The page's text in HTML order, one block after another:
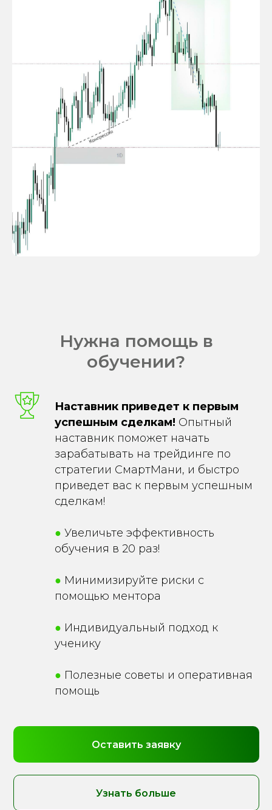
Нужна помощь в
обучении?
Наставник приведет к первым
успешным сделкам! Опытный
наставник поможет начать
зарабатывать на трейдинге по
стратегии СмартМани, и быстро
приведет вас к первым успешным
сделкам!
● Увеличьте эффективность
обучения в 20 раз!
● Минимизируйте риски с
помощью ментора
● Индивидуальный подход к
ученику
● Полезные советы и оперативная
помощь
Оставить заявку
Узнать больше